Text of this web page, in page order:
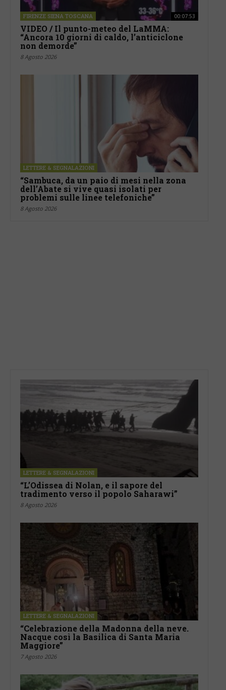
FIRENZE SIENA TOSCANA 00:07:53
VIDEO / Il punto-meteo del LaMMA:
“Ancora 10 giorni di caldo, l’anticiclone
non demorde”
8 Agosto 2026
LETTERE & SEGNALAZIONI
“Sambuca, da un paio di mesi nella zona
dell’Abate si vive quasi isolati per
problemi sulle linee telefoniche”
8 Agosto 2026
LETTERE & SEGNALAZIONI
“L’Odissea di Nolan, e il sapore del
tradimento verso il popolo Saharawi”
8 Agosto 2026
LETTERE & SEGNALAZIONI
“Celebrazione della Madonna della neve.
Nacque così la Basilica di Santa Maria
Maggiore”
7 Agosto 2026